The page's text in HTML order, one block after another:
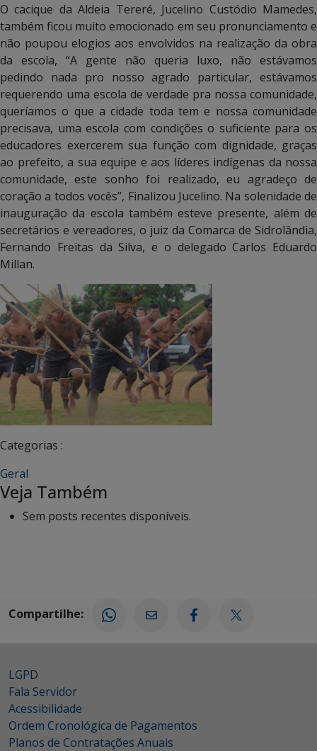
O cacique da Aldeia Tereré, Jucelino Custódio Mamedes,
também ficou muito emocionado em seu pronunciamento e
não poupou elogios aos envolvidos na realização da obra
da escola, “A gente não queria luxo, não estávamos
pedindo nada pro nosso agrado particular, estávamos
requerendo uma escola de verdade pra nossa comunidade,
queríamos o que a cidade toda tem e nossa comunidade
precisava, uma escola com condições o suficiente para os
educadores exercerem sua função com dignidade, graças
ao prefeito, a sua equipe e aos líderes indígenas da nossa
comunidade, este sonho foi realizado, eu agradeço de
coração a todos vocês”, Finalizou Jucelino. Na solenidade de
inauguração da escola também esteve presente, além de
secretários e vereadores, o juiz da Comarca de Sidrolândia,
Fernando Freitas da Silva, e o delegado Carlos Eduardo
Millan.
Categorias :
Geral
Veja Também
Sem posts recentes disponíveis.
Compartilhe:
LGPD
Fala Servidor
Acessibilidade
Ordem Cronológica de Pagamentos
Planos de Contratações Anuais